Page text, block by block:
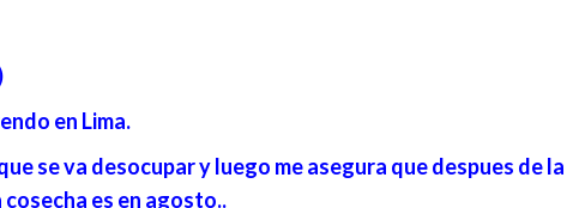
en Lima.
se va desocupar y luego me asegura que despues de la
cosecha es en agosto..